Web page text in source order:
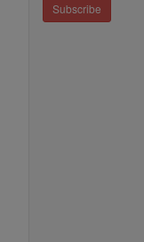
Subscribe